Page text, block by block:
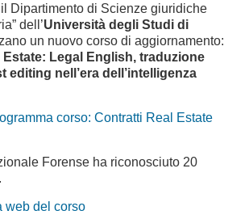
Dipartimento di Scienze giuridiche
dell’Università degli Studi di
un nuovo corso di aggiornamento:
Legal English, traduzione
editing nell’era dell’intelligenza
corso: Contratti Real Estate
Forense ha riconosciuto 20
web del corso